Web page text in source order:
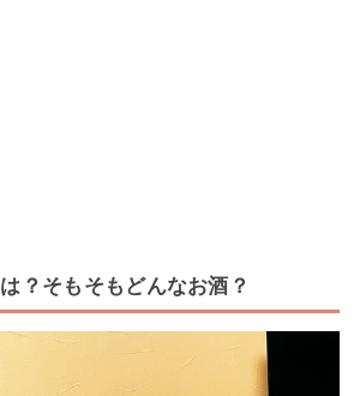
？そもそもどんなお酒？